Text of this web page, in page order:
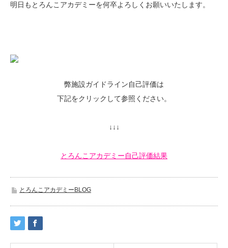
明日もとろんこアカデミーを何卒よろしくお願いいたします。
弊施設ガイドライン自己評価は
下記をクリックして参照ください。
↓↓↓
とろんこアカデミー自己評価結果
とろんこアカデミーBLOG